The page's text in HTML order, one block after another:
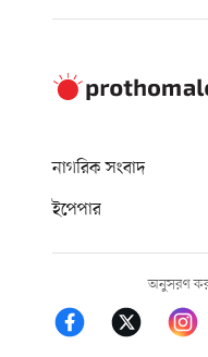
নাগরিক সংবাদ
ইপেপার
অনুসরণ